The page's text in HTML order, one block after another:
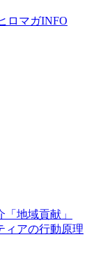
ロマガINFO